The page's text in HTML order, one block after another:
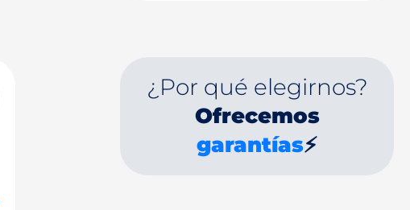
¿Por qué elegirnos?
Ofrecemos
garantías⚡